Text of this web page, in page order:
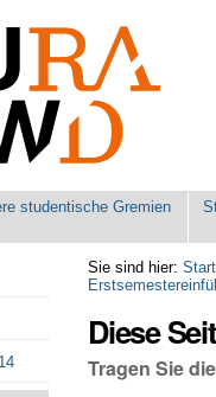
studentische Gremien
Sie sind hier:
Diese
Tragen Sie